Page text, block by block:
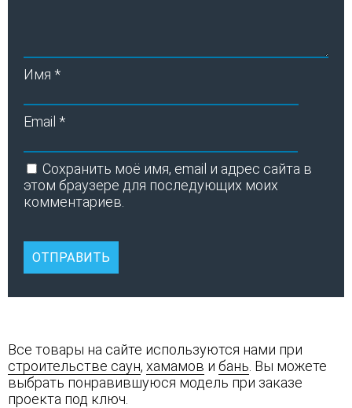
Имя *
Email *
Сохранить моё имя, email и адрес сайта в
этом браузере для последующих моих
комментариев.
Все товары на сайте используются нами при
строительстве саун, хамамов и бань . Вы можете
выбрать понравившуюся модель при заказе
проекта под ключ.